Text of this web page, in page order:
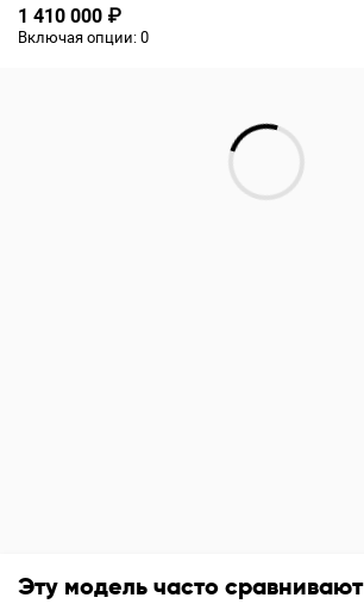
1 410 000 ₽
Включая опции:0
Эту модель часто сравнивают